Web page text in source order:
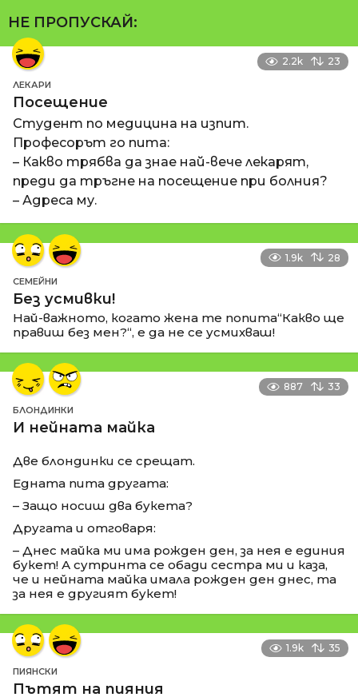
НЕ ПРОПУСКАЙ:
2.2k 23
ЛЕКАРИ
Посещение
Студент по медицина на изпит.
Професорът го пита:
– Какво трябва да знае най-вече лекарят,
преди да тръгне на посещение при болния?
– Адреса му.
1.9k 28
СЕМЕЙНИ
Без усмивки!
Най-важното, когато жена те попита“Какво ще
правиш без мен?“, е да не се усмихваш!
887 33
БЛОНДИНКИ
И нейната майка
Две блондинки се срещат.
Едната пита другата:
– Защо носиш два букета?
Другата и отговаря:
– Днес майка ми има рожден ден, за нея е единия
букет! А сутринта се обади сестра ми и каза,
че и нейната майка имала рожден ден днес, та
за нея е другият букет!
1.9k 35
ПИЯНСКИ
Пътят на пияния